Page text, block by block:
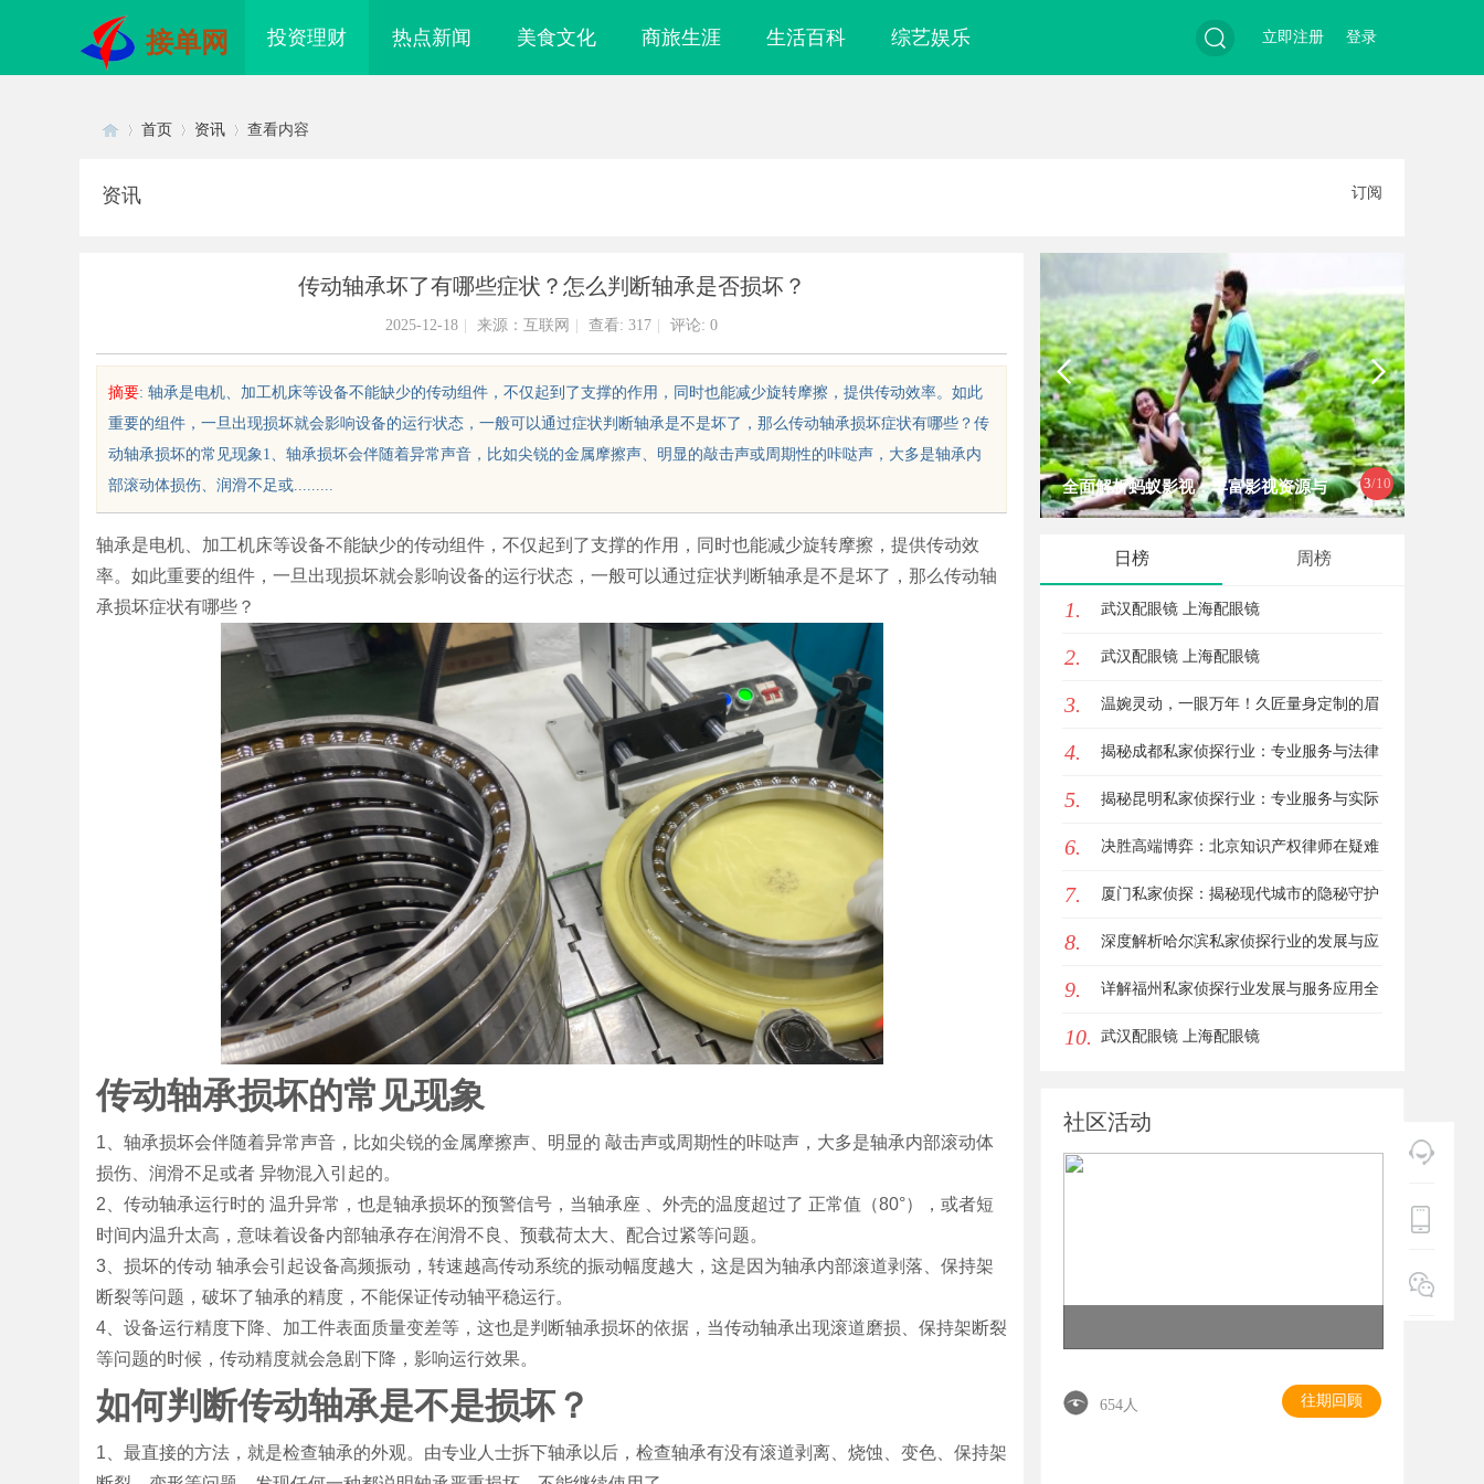
接单网 投资理财 热点新闻 美食文化 商旅生涯 生活百科 综艺娱乐 登录
立即注册
sc
Bo
ar
首页 资讯 查看内容
资讯 订阅
传动轴承坏了有哪些症状？怎么判断轴承是否损坏？
2025-12-18 来源：互联网 查看: 317 评论: 0
摘要: 轴承是电机、加工机床等设备不能缺少的传动组件，不仅起到了支撑的作用，同时也能减少旋转摩擦，提供传动效率。如此
重要的组件，一旦出现损坏就会影响设备的运行状态，一般可以通过症状判断轴承是不是坏了，那么传动轴承损坏症状有哪些？传
动轴承损坏的常见现象1、轴承损坏会伴随着异常声音，比如尖锐的金属摩擦声、明显的敲击声或周期性的咔哒声，大多是轴承内
部滚动体损伤、润滑不足或.........
轴承是电机、加工机床等设备不能缺少的传动组件，不仅起到了支撑的作用，同时也能减少旋转摩擦，提供传动效
率。如此重要的组件，一旦出现损坏就会影响设备的运行状态，一般可以通过症状判断轴承是不是坏了，那么传动轴
承损坏症状有哪些？
传动轴承损坏的常见现象
1、轴承损坏会伴随着异常声音，比如尖锐的金属摩擦声、明显的 敲击声或周期性的咔哒声，大多是轴承内部滚动体
损伤、润滑不足或者 异物混入引起的。
2、传动轴承运行时的 温升异常，也是轴承损坏的预警信号，当轴承座 、外壳的温度超过了 正常值（80°），或者短
时间内温升太高，意味着设备内部轴承存在润滑不良、预载荷太大、配合过紧等问题。
3、损坏的传动 轴承会引起设备高频振动，转速越高传动系统的振动幅度越大，这是因为轴承内部滚道剥落、保持架
断裂等问题，破坏了轴承的精度，不能保证传动轴平稳运行。
4、设备运行精度下降、加工件表面质量变差等，这也是判断轴承损坏的依据，当传动轴承出现滚道磨损、保持架断裂
等问题的时候，传动精度就会急剧下降，影响运行效果。
如何判断传动轴承是不是损坏？
1、最直接的方法，就是检查轴承的外观。由专业人士拆下轴承以后，检查轴承有没有滚道剥离、烧蚀、变色、保持架
4/10
珠海医美精细化治疗是什么？珠海专
业医美机构筛选标准科普 制造解决方案
全面解析蚂蚁影视：丰富影视资源与
优质观影体验的新时代平台
麻花影视：引领新时代喜剧影视
日榜 周榜
1. 武汉配眼镜 上海配眼镜
2. 武汉配眼镜 上海配眼镜
3. 温婉灵动，一眼万年！久匠量身定制的眉
眼唇，才是你整张脸的点睛之笔！淡颜系
女生的气质加分项
4. 揭秘成都私家侦探行业：专业服务与法律
边界解析
5. 揭秘昆明私家侦探行业：专业服务与实际
案例分析
6. 决胜高端博弈：北京知识产权律师在疑难
复杂案件中的破局之道
7. 厦门私家侦探：揭秘现代城市的隐秘守护
者
8. 深度解析哈尔滨私家侦探行业的发展与应
用现状
9. 详解福州私家侦探行业发展与服务应用全
方位指南
10. 武汉配眼镜 上海配眼镜
社区活动
654人 往期回顾